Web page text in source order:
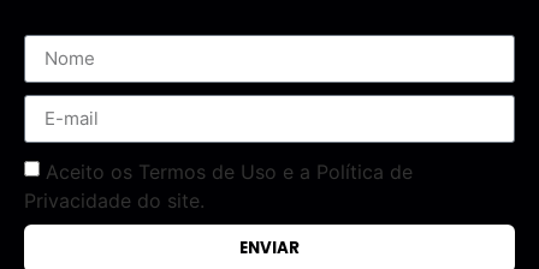
Aceito os Termos de Uso e a Política de
Privacidade do site.
ENVIAR